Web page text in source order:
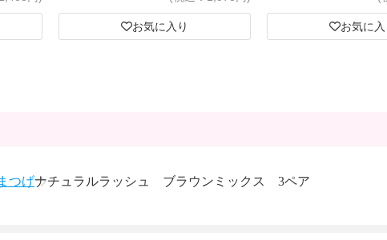
お気に入り お気に入
つげナチュラルラッシュ ブラウンミックス 3ペア